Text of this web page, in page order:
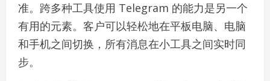
准。跨多种工具使用 Telegram 的能力是另一个
有用的元素。客户可以轻松地在平板电脑、电脑
和手机之间切换，所有消息在小工具之间实时同
步。